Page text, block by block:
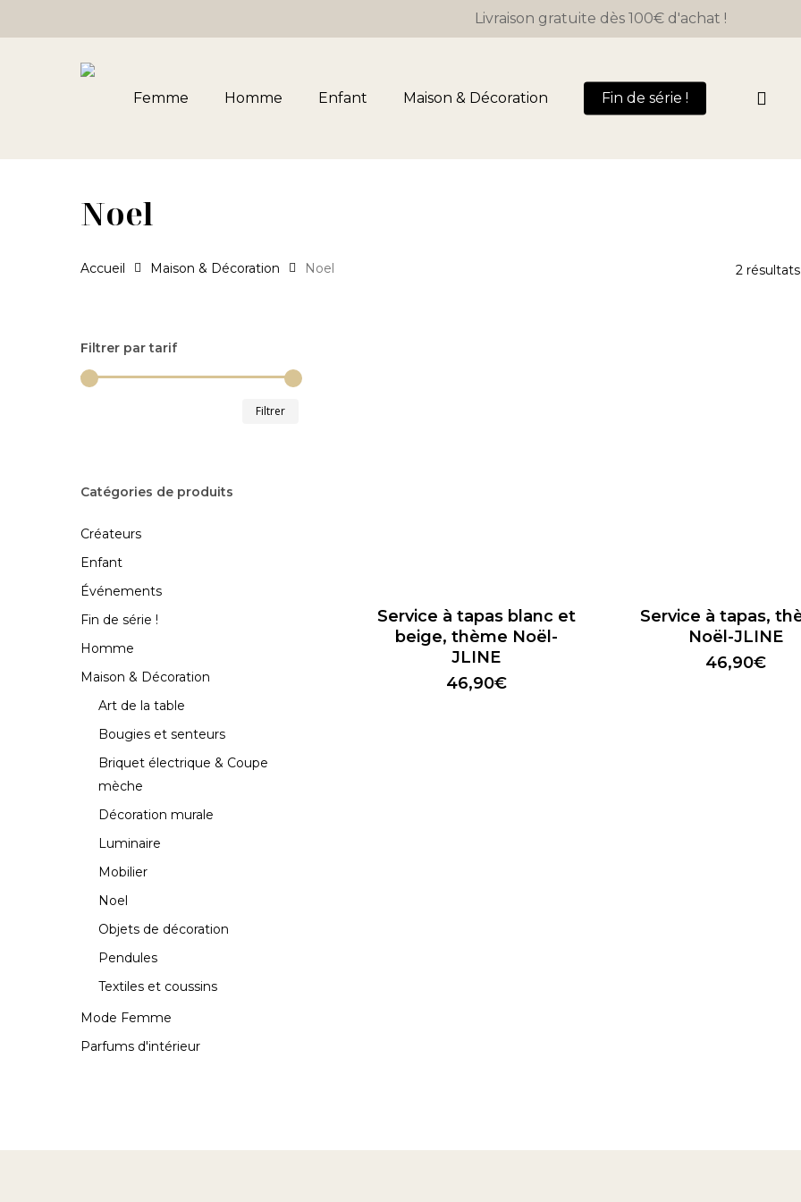
to
Livraison gratuite dès 100€ d'achat !
Femme Homme Enfant Maison & Décoration Fin de série !
Panier
Noel
2
Accueil Maison & Décoration Noel
Filtrer par tarif
Filtrer
Catégories de produits
Créateurs
Enfant
Événements
Fin de série !
Homme
Maison & Décoration
Art de la table
Bougies et senteurs
Briquet électrique & Coupe
mèche
Décoration murale
Luminaire
Mobilier
Noel
Objets de décoration
Pendules
Textiles et coussins
Mode Femme
Parfums d'intérieur
Service à tapas blanc et
beige, thème Noël-
JLINE
46,90€
Service à tapas,
Noël-JLINE
46,90€